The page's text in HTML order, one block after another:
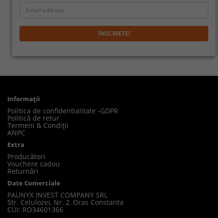
ÎNSCRIETE!
Informaţii
Politica de confidentialitate -GDPR
Politică de retur
Termeni & Condiții
ANPC
Extra
Producători
Vouchere cadou
Returnări
Date Comerciale
PAUNYX INVEST COMPANY SRL
Str. Celulozei, Nr. 2, Oras Constanta
CUI: RO34601366